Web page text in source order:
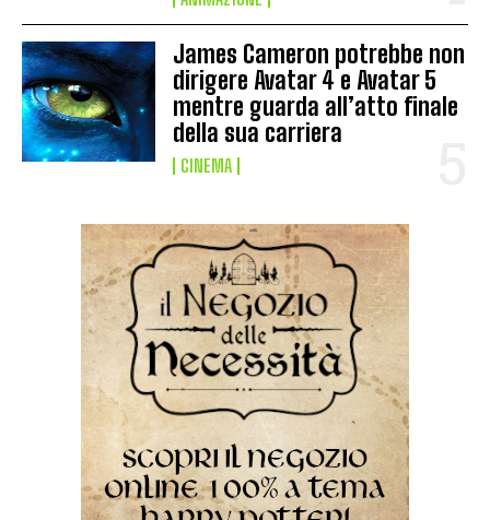
James Cameron potrebbe non
dirigere Avatar 4 e Avatar 5
mentre guarda all’atto finale
della sua carriera
CINEMA